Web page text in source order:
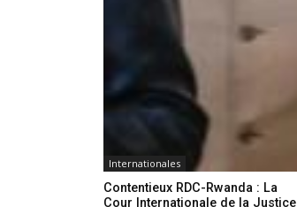
Internationales
Contentieux RDC-Rwanda : La
Cour Internationale de la Justice